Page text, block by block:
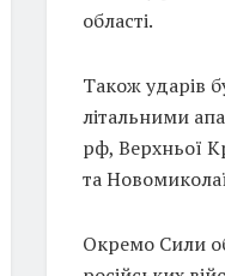
області.
Також ударів
літальними
рф, Верхньої
та
Окремо Сили